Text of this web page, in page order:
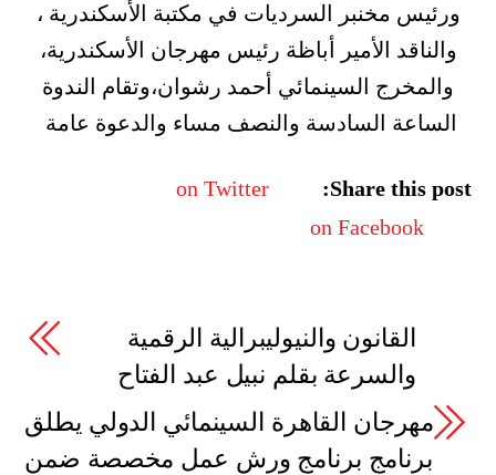
ورئيس مخنبر السرديات في مكتبة الأسكندرية ،
والناقد الأمير أباظة رئيس مهرجان الأسكندرية،
والمخرج السينمائي أحمد رشوان،وتقام الندوة
الساعة السادسة والنصف مساء والدعوة عامة
Share this post:
on Twitter
on Facebook
القانون والنيوليبرالية الرقمية
والسرعة بقلم نبيل عبد الفتاح
مهرجان القاهرة السينمائي الدولي يطلق
برنامج برنامج ورش عمل مخصصة ضمن